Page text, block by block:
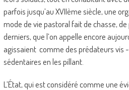
parfois jusqu’au XVIIème siècle, une
mode de vie pastoral fait de chasse,
derniers, que l’on appelle encore
agissaient comme des prédateurs vis
sédentaires en les pillant.
L’État, qui est considéré comme une